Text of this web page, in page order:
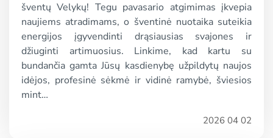
šventų Velykų! Tegu pavasario atgimimas įkvepia
naujiems atradimams, o šventinė nuotaika suteikia
energijos įgyvendinti drąsiausias svajones ir
džiuginti artimuosius. Linkime, kad kartu su
bundančia gamta Jūsų kasdienybę užpildytų naujos
idėjos, profesinė sėkmė ir vidinė ramybė, šviesios
mint…
2026 04 02